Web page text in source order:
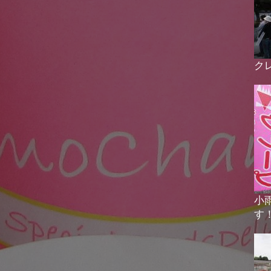
ク
小
す